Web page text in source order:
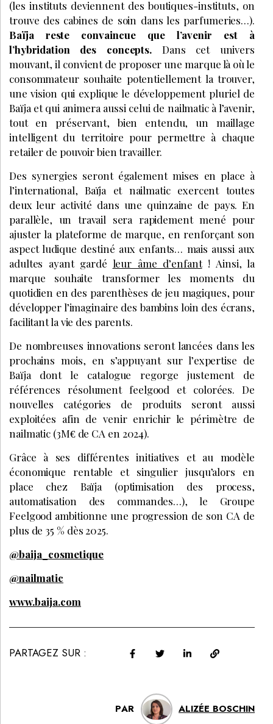
(les instituts deviennent des boutiques-instituts, on
trouve des cabines de soin dans les parfumeries…).
Baïja reste convaincue que l’avenir est à
l’hybridation des concepts. Dans cet univers
mouvant, il convient de proposer une marque là où le
consommateur souhaite potentiellement la trouver,
une vision qui explique le développement pluriel de
Baïja et qui animera aussi celui de nailmatic à l’avenir,
tout en préservant, bien entendu, un maillage
intelligent du territoire pour permettre à chaque
retailer de pouvoir bien travailler.
Des synergies seront également mises en place à
l’international, Baïja et nailmatic exercent toutes
deux leur activité dans une quinzaine de pays. En
parallèle, un travail sera rapidement mené pour
ajuster la plateforme de marque, en renforçant son
aspect ludique destiné aux enfants… mais aussi aux
adultes ayant gardé leur âme d’enfant! Ainsi, la
marque souhaite transformer les moments du
quotidien en des parenthèses de jeu magiques, pour
développer l’imaginaire des bambins loin des écrans,
facilitant la vie des parents.
De nombreuses innovations seront lancées dans les
prochains mois, en s’appuyant sur l’expertise de
Baïja dont le catalogue regorge justement de
références résolument feelgood et colorées. De
nouvelles catégories de produits seront aussi
exploitées afin de venir enrichir le périmètre de
nailmatic (3M€de CA en 2024).
Grâce à ses différentes initiatives et au modèle
économique rentable et singulier jusqu’alors en
place chez Baïja (optimisation des process,
automatisation des commandes…), le Groupe
Feelgood ambitionne une progression de son CA de
plus de 35 % dès 2025.
@baija_cosmetique
@nailmatic
www.baija.com
PARTAGEZ SUR :
PAR ALIZÉE BOSCHIN